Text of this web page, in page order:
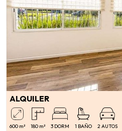
ALQUILER
600 m² 180 m² 3 DORM 1 BAÑO 2 AUTOS